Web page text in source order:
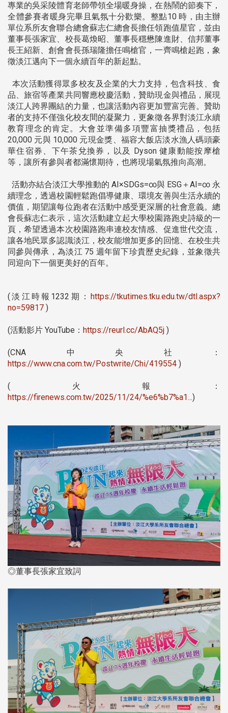
專業的吳采陵體育老師帶領全場暖身操，在熱鬧的節奏下，
全體參賽者暖身完畢且氣氛十分歡樂。整點10 時，由主辦
單位系所友會聯合總會蘇志仁總會長擔任領跑值星官，並由
董事長張家宜、校長葛煥昭、董事長穩懋陳進財、信邦董事
長王紹新、創會會長孫瑞隆擔任鳴槍官，一齊鳴槍起跑，象
徵淡江邁向下一個永續百年的新起點。
本次活動獲得眾多校友及企業的大力支持，包含科技、食
品、旅宿等產業共同響應校慶活動，贊助現金與禮品，展現
淡江人跨界團結的力量，也讓活動內容更加豐富完善。贊助
者的支持不僅強化校友間的凝聚力，更象徵各界對淡江永續
教育理念的肯定。大會並準備多項豐富抽獎禮品，包括
20,000 元與 10,000 元現金獎、福容大飯店淡水漁人碼頭豪
華住宿券、下午茶兌換券，以及 Dyson 健康動能按摩槍
等，讓所有參與者都滿懷期待，也將現場氣氛推向高潮。
活動亦結合淡江大學推動的 AI×SDGs=∞與 ESG＋AI=∞ 永
續理念，透過校園輕鬆跑倡導健康、環境友善與生活永續的
價值，期望讓每位跑者在活動中感受更深層的社會意義。總
會長蘇志仁表示，這次活動建立起大學校園路跑史詩級的一
頁，希望透過本次校園路跑串連校友情感、促進世代交流，
讓各地民眾多認識淡江，校友能增加更多的回憶、在校生共
同參與傳承，為淡江 75 週年留下珍貴歷史紀錄，並象徵共
同迎向下一個更美好的百年。
(淡江時報1232期： https://tkutimes.tku.edu.tw/dtl.aspx?
no=59817 )
(活動影片 YouTube： https://reurl.cc/AbAQ5j )
(CNA中央社：
https://www.cna.com.tw/Postwrite/Chi/419554 )
(火報：
https://firenews.com.tw/2025/11/24/%e6%b7%a1...)
◎董事長張家宜致詞